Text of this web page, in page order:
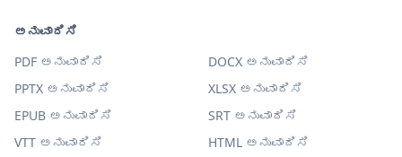
ಅನುವಾದಿಸಿ
PDF ಅನುವಾದಿಸಿ
DOCX ಅನುವಾದಿಸಿ
PPTX ಅನುವಾದಿಸಿ
XLSX ಅನುವಾದಿಸಿ
EPUB ಅನುವಾದಿಸಿ
SRT ಅನುವಾದಿಸಿ
VTT ಅನುವಾದಿಸಿ
HTML ಅನುವಾದಿಸಿ